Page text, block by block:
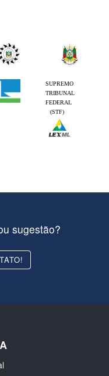
SUPREMO
TRIBUNAL
FEDERAL
(STF)
sugestão?